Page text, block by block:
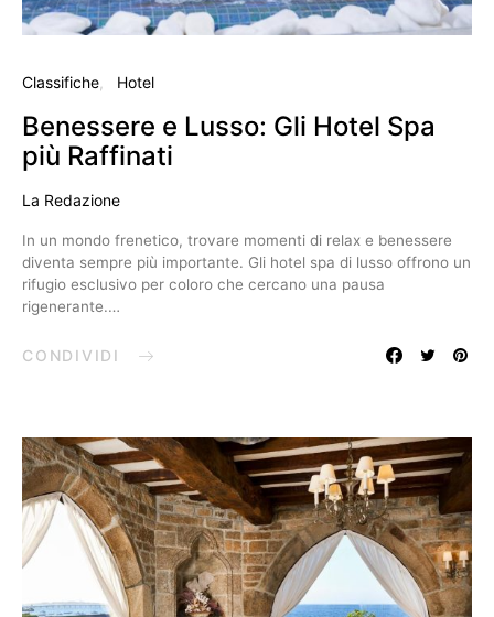
Classifiche Hotel
Benessere e Lusso: Gli Hotel Spa
più Raffinati
La Redazione
In un mondo frenetico, trovare momenti di relax e benessere
diventa sempre più importante. Gli hotel spa di lusso offrono un
rifugio esclusivo per coloro che cercano una pausa
rigenerante.…
CONDIVIDI